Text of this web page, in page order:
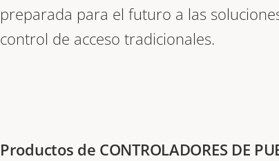
preparada para el futuro a las
control de acceso tradicionales.
Productos de CONTROLADORES DE